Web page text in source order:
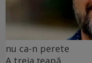
nu ca-n perete
A treia țeapă